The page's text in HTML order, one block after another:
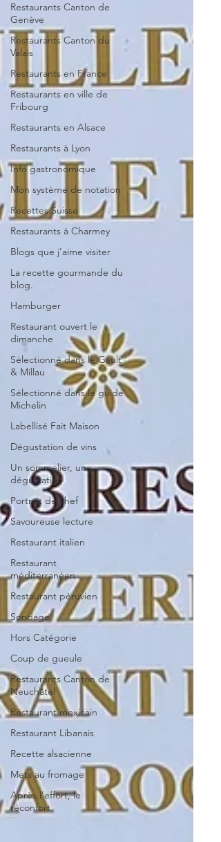
Restaurants Canton de
Genève
Restaurants Canton du
Valais
Restaurants en France
Restaurants en ville de
Fribourg
Restaurants en Alsace
Restaurants à Lyon
Info gastronomique
Mon système de notation
Recettes Suisse
Restaurants à Charmey
Blogs que j'aime visiter
La recette gourmande du
blog.
Hamburger
Restaurant ouvert le
dimanche
Sélectionné dans le Gault
& Millau
Sélectionné dans le guide
Michelin
Labellisé Fait Maison
Dégustation de vins
Un sommelier, une
dégustation
Portrait de chef
Savoureuse lecture
Restaurant italien
Restaurant
méditerranéen
Restaurant péruvien
Sondage
Hors Catégorie
Coup de gueule
Restaurants Canton de
Neuchâtel
Restaurant mexicain
Restaurant Libanais
Recette alsacienne
Mets au fromage
Après l’effort, le
réconfort.